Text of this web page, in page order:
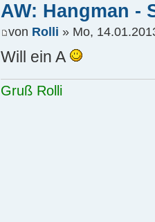
AW: Hangman -
von Rolli » Mo,
Will ein A
Gruß Rolli